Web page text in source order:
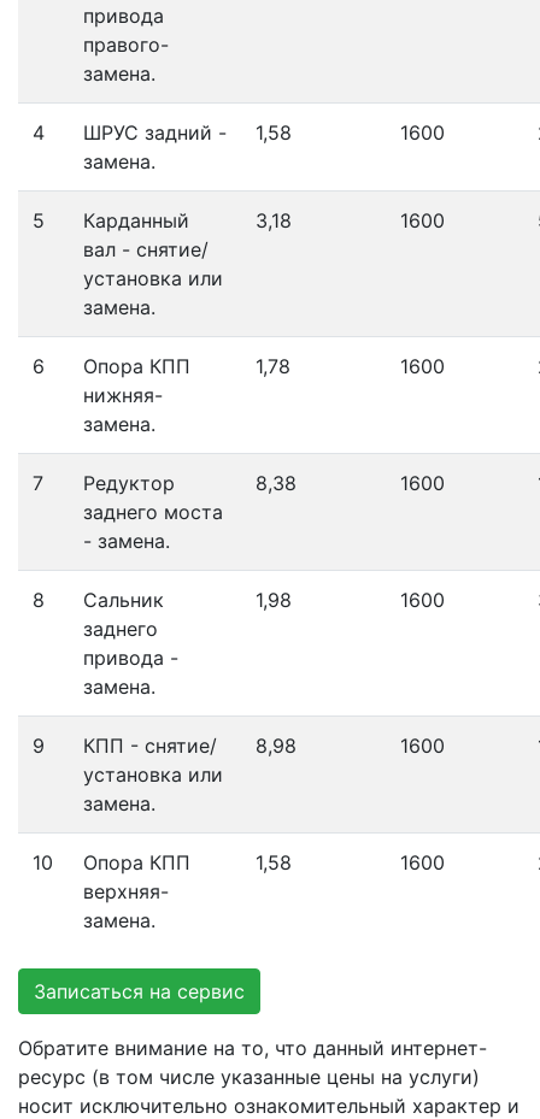
привода
правого-
замена.
4
ШРУС задний -
замена.
1,58 1600
5
Карданный
вал - снятие/
установка или
замена.
3,18 1600
6
Опора КПП
нижняя-
замена.
1,78 1600
7
Редуктор
заднего моста
- замена.
8,38 1600
8
Сальник
заднего
привода -
замена.
1,98 1600
9
КПП - снятие/
установка или
замена.
8,98 1600
10
Опора КПП
верхняя-
замена.
1,58 1600
Записаться на сервис
Обратите внимание на то, что данный интернет-
ресурс (в том числе указанные цены на услуги)
носит исключительно ознакомительный характер и